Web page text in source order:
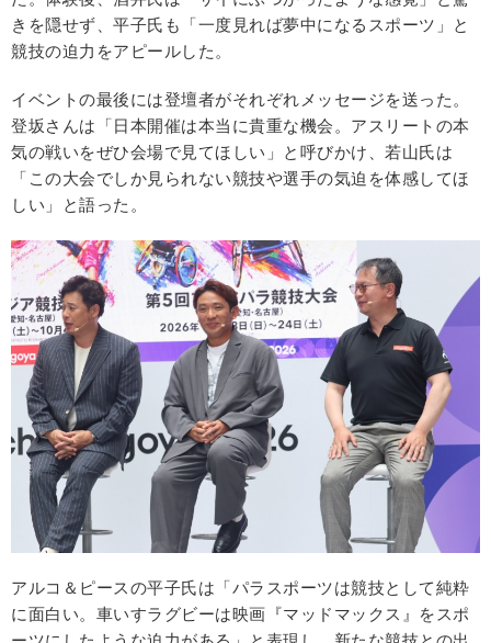
きを隠せず、平子氏も「一度見れば夢中になるスポーツ」と
競技の迫力をアピールした。
イベントの最後には登壇者がそれぞれメッセージを送った。
登坂さんは「日本開催は本当に貴重な機会。アスリートの本
気の戦いをぜひ会場で見てほしい」と呼びかけ、若山氏は
「この大会でしか見られない競技や選手の気迫を体感してほ
しい」と語った。
アルコ＆ピースの平子氏は「パラスポーツは競技として純粋
に面白い。車いすラグビーは映画『マッドマックス』をスポ